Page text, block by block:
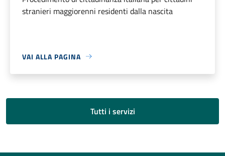
stranieri maggiorenni residenti dalla nascita
VAI ALLA PAGINA
Tutti i servizi